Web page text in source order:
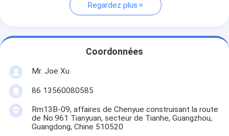
Regardez plus
Coordonnées
Mr. Joe Xu
86 13560080585
Rm13B-09, affaires de Chenyue construisant la route
de No.961 Tianyuan, secteur de Tianhe, Guangzhou,
Guangdong, Chine 510520